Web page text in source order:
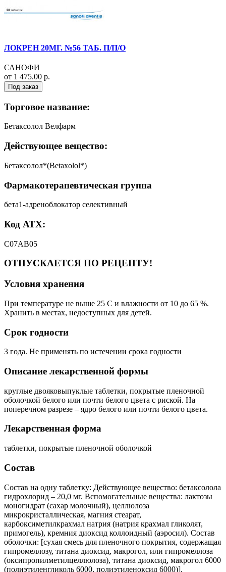
ЛОКРЕН 20МГ. №56 ТАБ. П/П/О
САНОФИ
от 1 475.00 р.
Под заказ
Торговое название:
Бетаксолол Велфарм
Действующее вещество:
Бетаксолол*(Betaxolol*)
Фармакотерапевтическая группа
бета1-адреноблокатор селективный
Код АТХ:
C07AB05
ОТПУСКАЕТСЯ ПО РЕЦЕПТУ!
Условия хранения
При температуре не выше 25 С и влажности от 10 до 65 %.
Хранить в местах, недоступных для детей.
Срок годности
3 года. Не применять по истечении срока годности
Описание лекарственной формы
круглые двояковыпуклые таблетки, покрытые пленочной
оболочкой белого или почти белого цвета с риской. На
поперечном разрезе – ядро белого или почти белого цвета.
Лекарственная форма
таблетки, покрытые пленочной оболочкой
Состав
Состав на одну таблетку: Действующее вещество: бетаксолола
гидрохлорид – 20,0 мг. Вспомогательные вещества: лактозы
моногидрат (сахар молочный), целлюлоза
микрокристаллическая, магния стеарат,
карбоксиметилкрахмал натрия (натрия крахмал гликолят,
примогель), кремния диоксид коллоидный (аэросил). Состав
оболочки: [сухая смесь для пленочного покрытия, содержащая
гипромеллозу, титана диоксид, макрогол, или гипромеллоза
(оксипропилметилцеллюлоза), титана диоксид, макрогол 6000
(полиэтиленгликоль 6000, полиэтиленоксид 6000)].